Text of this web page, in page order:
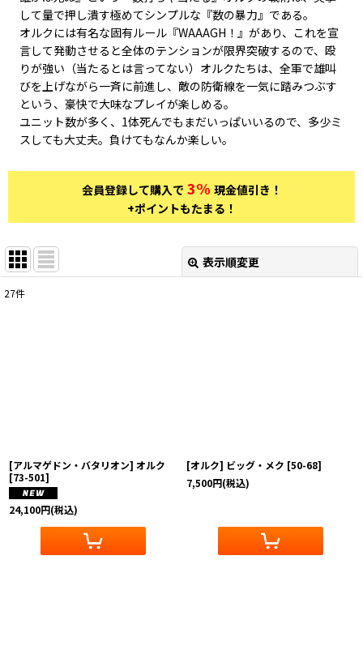
して量で押し潰す極めてシンプルな『数の暴力』である。
オルクには有名な固有ルール『WAAAGH！』があり、これを宣
言して発動させると全体のテンションが限界突破するので、殴
りが強い（当たるとは言ってない）オルクたちは、全軍で雄叫
びを上げながら一斉に前進し、敵の防衛線を一気に踏みつぶす
という、豪快で大味なプレイが楽しめる。
ユニット数が多く、1体死んでもまだいっぱいいるので、多少ミ
スしても大丈夫。負けてもなんか楽しい。
会員登録して購入で 3% 現金値引き！
+ポイントもたまる！
表示順変更
27件
[アルマゲドン・バタリオン] オルク
[73-501]
24,100円(税込)
[オルク] ビッグ・メク [50-68]
7,500円(税込)